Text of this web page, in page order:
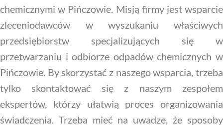
chemicznymi w Pińczowie. Misją firmy jest wsparcie
zleceniodawców w wyszukaniu właściwych
przedsiębiorstw specjalizujących się w
przetwarzaniu i odbiorze odpadów chemicznych w
Pińczowie. By skorzystać z naszego wsparcia, trzeba
tylko skontaktować się z naszym zespołem
ekspertów, którzy ułatwią proces organizowania
świadczenia. Trzeba mieć na uwadze, że sposoby